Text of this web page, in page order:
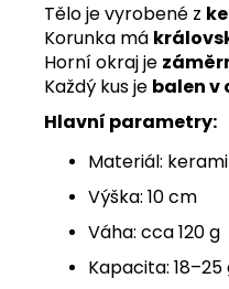
Tělo je vyrobené z
Korunka má
Horní okraj je
Každý kus je balen v
Hlavní parametry:
Materiál:
Výška: 10 cm
Váha: cca 120 g
Kapacita: